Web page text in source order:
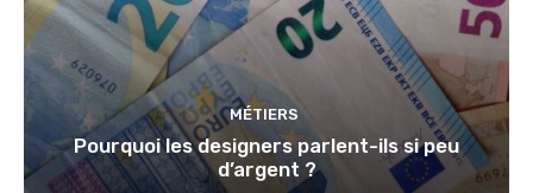
MÉTIERS
Pourquoi les designers parlent-ils si peu
d’argent ?